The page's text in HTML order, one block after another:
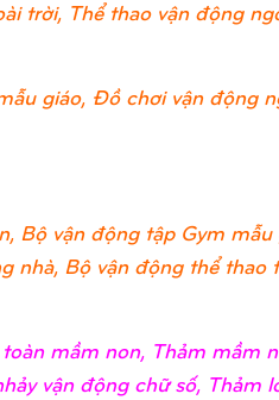
trời, Thể thao vận động
giáo, Đồ chơi vận động
Bộ vận động tập Gym mẫu
nhà, Bộ vận động thể thao
mầm non, Thảm mầm
vận động chữ số, Thảm